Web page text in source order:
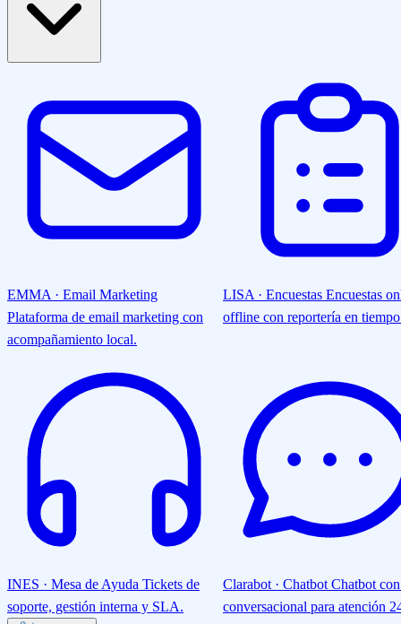
EMMA · Email Marketing
Plataforma de email marketing con
acompañamiento local.
LISA · Encuestas Encuestas
offline con reportería en
INES · Mesa de Ayuda Tickets de
soporte, gestión interna y SLA.
Clarabot · Chatbot Chatbot
conversacional para atención